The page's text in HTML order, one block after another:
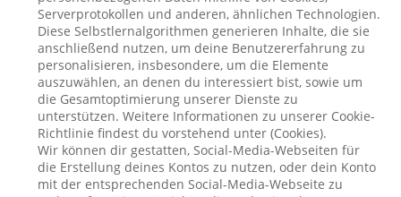
Serverprotokollen und anderen, ähnlichen Technologien.
Diese Selbstlernalgorithmen generieren Inhalte, die sie
anschließend nutzen, um deine Benutzererfahrung zu
personalisieren, insbesondere, um die Elemente
auszuwählen, an denen du interessiert bist, sowie um
die Gesamtoptimierung unserer Dienste zu
unterstützen. Weitere Informationen zu unserer Cookie-
Richtlinie findest du vorstehend unter (Cookies).
Wir können dir gestatten, Social-Media-Webseiten für
die Erstellung deines Kontos zu nutzen, oder dein Konto
mit der entsprechenden Social-Media-Webseite zu